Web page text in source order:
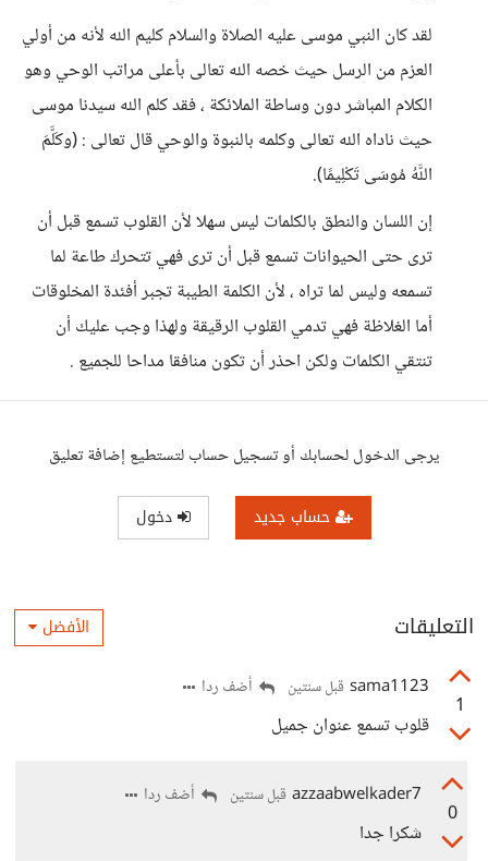
لقد كان النبي موسى عليه الصلاة والسلام كليم الله لأنه من أولي
العزم من الرسل حيث خصه الله تعالى بأعلى مراتب الوحي وهو
الكلام المباشر دون وساطة الملائكة ، فقد كلم الله سيدنا موسى
حيث ناداه الله تعالى وكلمه بالنبوة والوحي قال تعالى : (وكَلَّمَ
اللَّهُ مُوسَى تَكْلِيمًا).
إن اللسان والنطق بالكلمات ليس سهلا لأن القلوب تسمع قبل أن
ترى حتى الحيوانات تسمع قبل أن ترى فهي تتحرك طاعة لما
تسمعه وليس لما تراه ، لأن الكلمة الطيبة تجبر أفئدة المخلوقات
أما الغلاظة فهي تدمي القلوب الرقيقة ولهذا وجب عليك أن
تنتقي الكلمات ولكن احذر أن تكون منافقا مداحا للجميع .
يرجى الدخول لحسابك أو تسجيل حساب لتستطيع إضافة تعليق
حساب جديد دخول
التعليقات الأفضل
1
sama1123 قبل سنتين أضف ردا
قلوب تسمع عنوان جميل
0
azzaabwelkader7 قبل سنتين أضف ردا
شكرا جدا